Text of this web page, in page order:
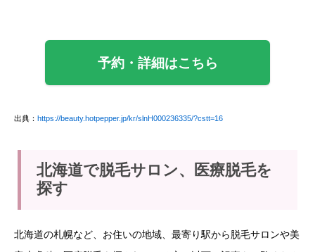
予約・詳細はこちら
出典： https://beauty.hotpepper.jp/kr/slnH000236335/?cstt=16
北海道で脱毛サロン、医療脱毛を
探す
北海道の札幌など、お住いの地域、最寄り駅から脱毛サロンや美